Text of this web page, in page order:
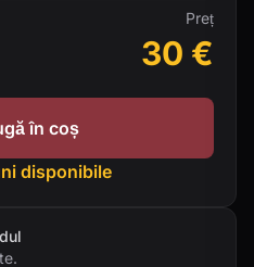
Preț
30 €
în coș
disponibile